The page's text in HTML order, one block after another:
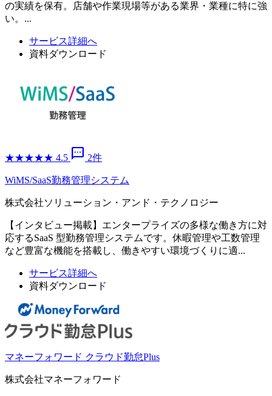
の実績を保有。店舗や作業現場等がある業界・業種に特に強
い。...
サービス詳細へ
資料ダウンロード
★★★★★ 4.5 sms 2件
WiMS/SaaS勤務管理システム
株式会社ソリューション・アンド・テクノロジー
【インタビュー掲載】エンタープライズの多様な働き方に対
応するSaaS 型勤務管理システムです。休暇管理や工数管理
など豊富な機能を搭載し、働きやすい環境づくりに適...
サービス詳細へ
資料ダウンロード
マネーフォワード クラウド勤怠Plus
株式会社マネーフォワード